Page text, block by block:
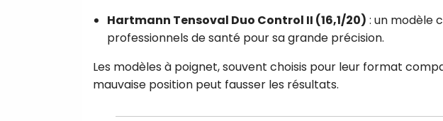
Hartmann Tensoval Duo Control II (16,1/20) : un modèle
professionnels de santé pour sa grande précision.
Les modèles à poignet, souvent choisis pour leur format
mauvaise position peut fausser les résultats.